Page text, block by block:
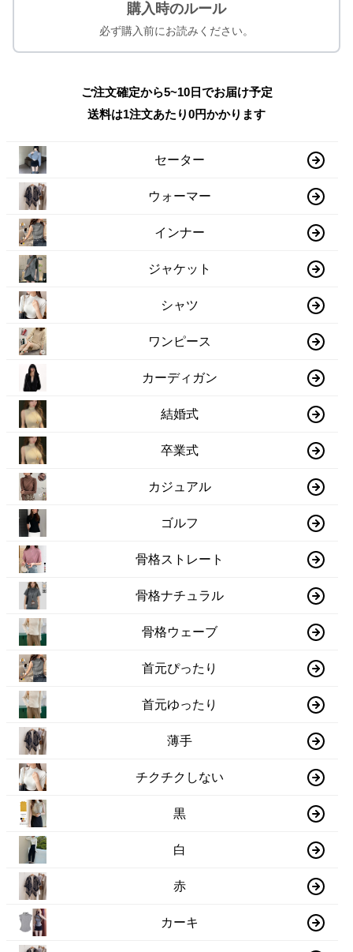
購入時のルール
必ず購入前にお読みください。
ご注文確定から5~10日でお届け予定
送料は1注文あたり0円かかります
セーター
ウォーマー
インナー
ジャケット
シャツ
ワンピース
カーディガン
結婚式
卒業式
カジュアル
ゴルフ
骨格ストレート
骨格ナチュラル
骨格ウェーブ
首元ぴったり
首元ゆったり
薄手
チクチクしない
黒
白
赤
カーキ